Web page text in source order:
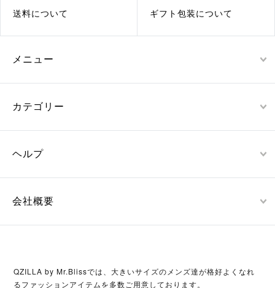
送料について ギフト包装について
メニュー
カテゴリー
ヘルプ
会社概要
QZILLA by Mr.Blissでは、大きいサイズのメンズ達が格好よくなれ
るファッションアイテムを多数ご用意しております。